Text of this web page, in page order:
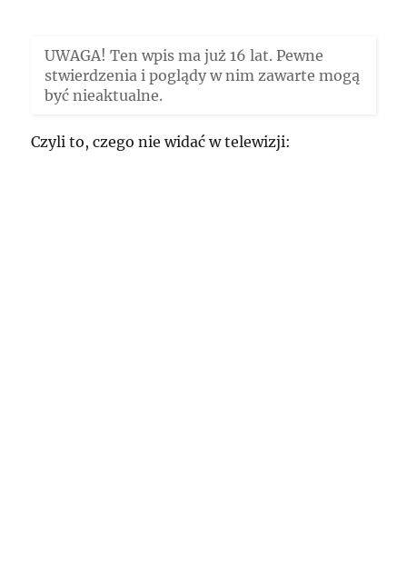
UWAGA! Ten wpis ma już 16 lat. Pewne
stwierdzenia i poglądy w nim zawarte mogą
być nieaktualne.
Czyli to, czego nie widać w telewizji: